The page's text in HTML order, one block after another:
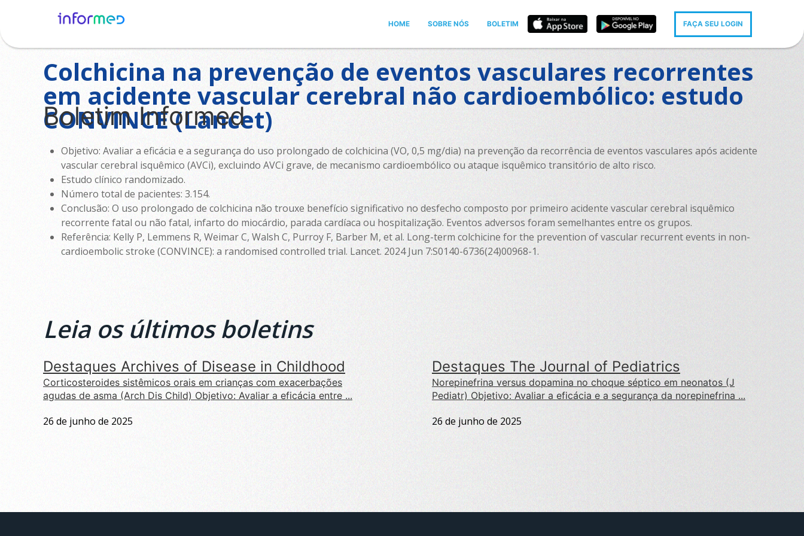
HOME SOBRE NÓS BOLETIM FAÇA SEU LOGIN
Home Boletim
Boletim Informed
Colchicina na prevenção de eventos vasculares recorrentes
em acidente vascular cerebral não cardioembólico: estudo
CONVINCE (Lancet)
Objetivo: Avaliar a eficácia e a segurança do uso prolongado de colchicina (VO, 0,5 mg/dia) na prevenção da recorrência de eventos vasculares após acidente
vascular cerebral isquêmico (AVCi), excluindo AVCi grave, de mecanismo cardioembólico ou ataque isquêmico transitório de alto risco.
Estudo clínico randomizado.
Número total de pacientes: 3.154.
Conclusão: O uso prolongado de colchicina não trouxe benefício significativo no desfecho composto por primeiro acidente vascular cerebral isquêmico
recorrente fatal ou não fatal, infarto do miocárdio, parada cardíaca ou hospitalização. Eventos adversos foram semelhantes entre os grupos.
Referência: Kelly P, Lemmens R, Weimar C, Walsh C, Purroy F, Barber M, et al. Long-term colchicine for the prevention of vascular recurrent events in non-
cardioembolic stroke (CONVINCE): a randomised controlled trial. Lancet. 2024 Jun 7:S0140-6736(24)00968-1.
Leia os últimos boletins
Destaques Archives of Disease in Childhood
Corticosteroides sistêmicos orais em crianças com exacerbações
agudas de asma (Arch Dis Child) Objetivo: Avaliar a eficácia entre ...
26 de junho de 2025
Destaques The Journal of Pediatrics
Norepinefrina versus dopamina no choque séptico em neonatos (J
Pediatr) Objetivo: Avaliar a eficácia e a segurança da norepinefrina ...
26 de junho de 2025